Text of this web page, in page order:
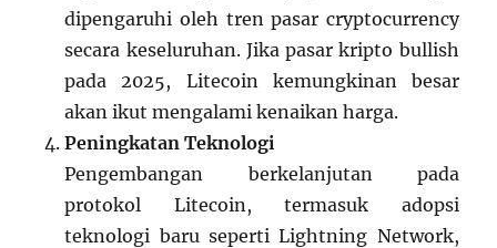
dipengaruhi oleh tren pasar cryptocurrency
secara keseluruhan. Jika pasar kripto bullish
pada 2025, Litecoin kemungkinan besar
akan ikut mengalami kenaikan harga.
Peningkatan Teknologi
Pengembangan berkelanjutan pada
protokol Litecoin, termasuk adopsi
teknologi baru seperti Lightning Network,